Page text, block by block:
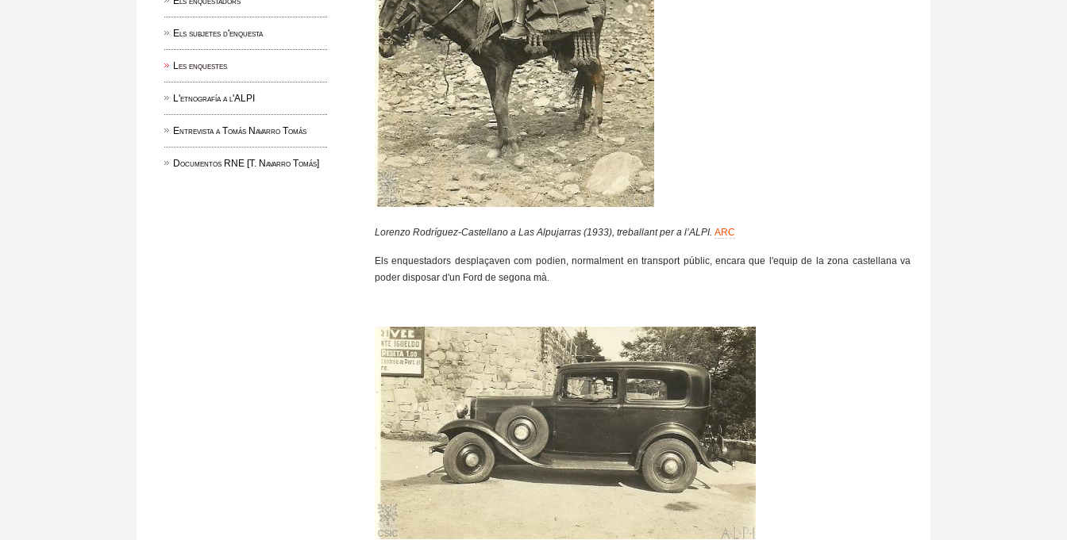
Els subjetes d'enquesta
Les enquestes
L'etnografía a l'ALPI
Entrevista a Tomás Navarro Tomás
Documentos RNE [T. Navarro Tomás]
Lorenzo Rodríguez-Castellano a Las Alpujarras (1933), treballant per a l’ALPI. ARC
Els enquestadors desplaçaven com podien, normalment en transport públic, encara que l'equip de la zona castellana va
poder disposar d'un Ford de segona mà.